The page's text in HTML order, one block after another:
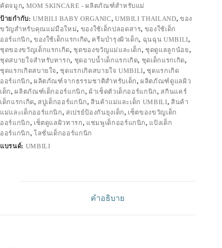
คัดจมูก, MOM SKINCARE - ผลิตภัณฑ์สำหรับแม่
ป้ายกำกับ:UMBILI BABY ORGANIC, UMBILI THAILAND, ของ
ขวัญสำหรับคุณแม่มือใหม่, ของใช้เด็กปลอดสาร, ของใช้เด็ก
ออร์แกนิก, ของใช้เด็กแรกเกิด, ครีมบำรุงผิวเด็ก, ฉุนฉุน UMBILI,
ชุดของขวัญเด็กแรกเกิด, ชุดของขวัญแม่และเด็ก, ชุดดูแลลูกน้อย,
ชุดสบายใจสำหรับทารก, ชุดอาบน้ำเด็กแรกเกิด, ชุดเด็กแรกเกิด,
ชุดแรกเกิดสบายใจ, ชุดแรกเกิดสบายใจ UMBILI, ชุดแรกเกิด
ออร์แกนิก, ผลิตภัณฑ์จากธรรมชาติสำหรับเด็ก, ผลิตภัณฑ์ดูแลผิว
เด็ก, ผลิตภัณฑ์เด็กออร์แกนิก, ผ้าเช็ดตัวเด็กออร์แกนิก, สกินแคร์
เด็กแรกเกิด, สบู่เด็กออร์แกนิก, สินค้าแม่และเด็ก UMBILI, สินค้า
แม่และเด็กออร์แกนิก, สเปรย์ป้องกันยุงเด็ก, เซ็ตของขวัญเด็ก
ออร์แกนิก, เซ็ตดูแลผิวทารก, แชมพูเด็กออร์แกนิก, แป้งเด็ก
ออร์แกนิก, โลชั่นเด็กออร์แกนิก
แบรนด์: UMBILI
คำอธิบาย